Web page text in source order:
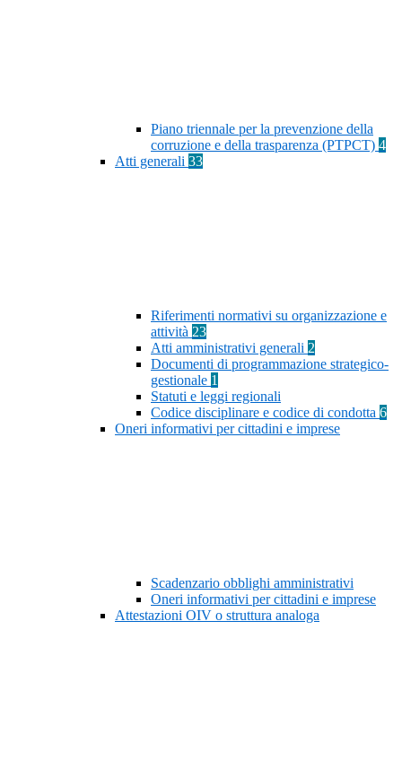
Piano triennale per la prevenzione della
corruzione e della trasparenza (PTPCT) 4
Atti generali 33
Riferimenti normativi su organizzazione e
attività 23
Atti amministrativi generali 2
Documenti di programmazione strategico-
gestionale 1
Statuti e leggi regionali
Codice disciplinare e codice di condotta 6
Oneri informativi per cittadini e imprese
Scadenzario obblighi amministrativi
Oneri informativi per cittadini e imprese
Attestazioni OIV o struttura analoga